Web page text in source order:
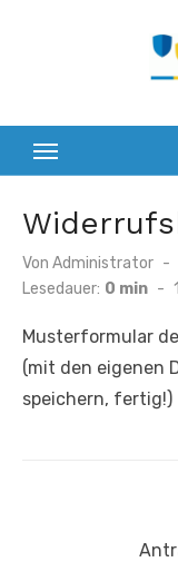
Von Administrator
Lesedauer: 0 min -
Musterformular
(mit den eigenen
speichern, fertig!)